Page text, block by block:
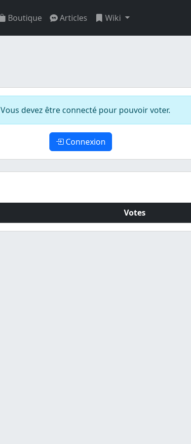
Boutique Articles Wiki
Vous devez être connecté pour pouvoir voter.
Connexion
Votes